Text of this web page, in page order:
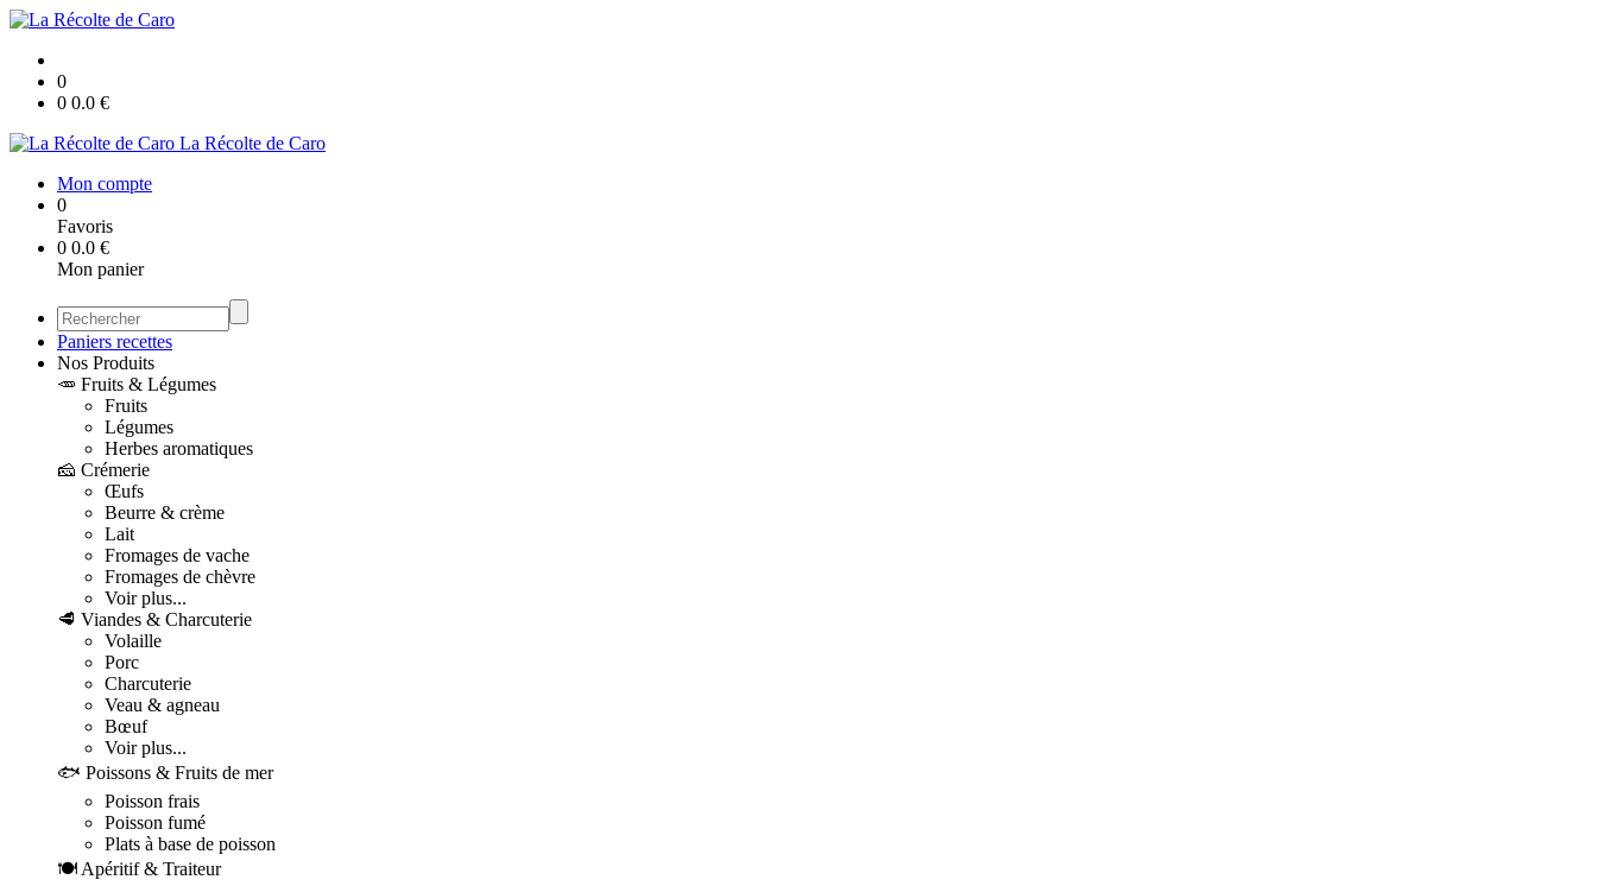
0
0 0.0 €
La Récolte de Caro
Mon compte
0
Favoris
0 0.0 €
Mon panier
Paniers recettes
Nos Produits
🥕 Fruits & Légumes
Fruits
Légumes
Herbes aromatiques
🧀 Crémerie
Œufs
Beurre & crème
Lait
Fromages de vache
Fromages de chèvre
Voir plus...
🥩 Viandes & Charcuterie
Volaille
Porc
Charcuterie
Veau & agneau
Bœuf
Voir plus...
🐟 Poissons & Fruits de mer
Poisson frais
Poisson fumé
Plats à base de poisson
🍽️ Apéritif & Traiteur